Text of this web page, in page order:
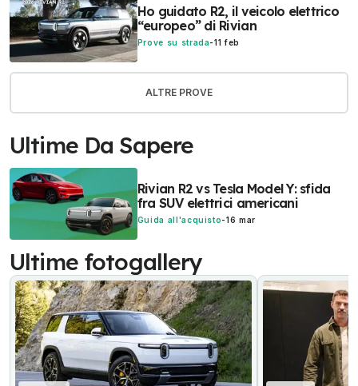
Ho guidato R2, il veicolo elettrico
“europeo” di Rivian
Prove su strada-11 feb
ALTRE PROVE
Ultime Da Sapere
Rivian R2 vs Tesla Model Y: sfida
fra SUV elettrici americani
Guida all'acquisto-16 mar
Ultime fotogallery